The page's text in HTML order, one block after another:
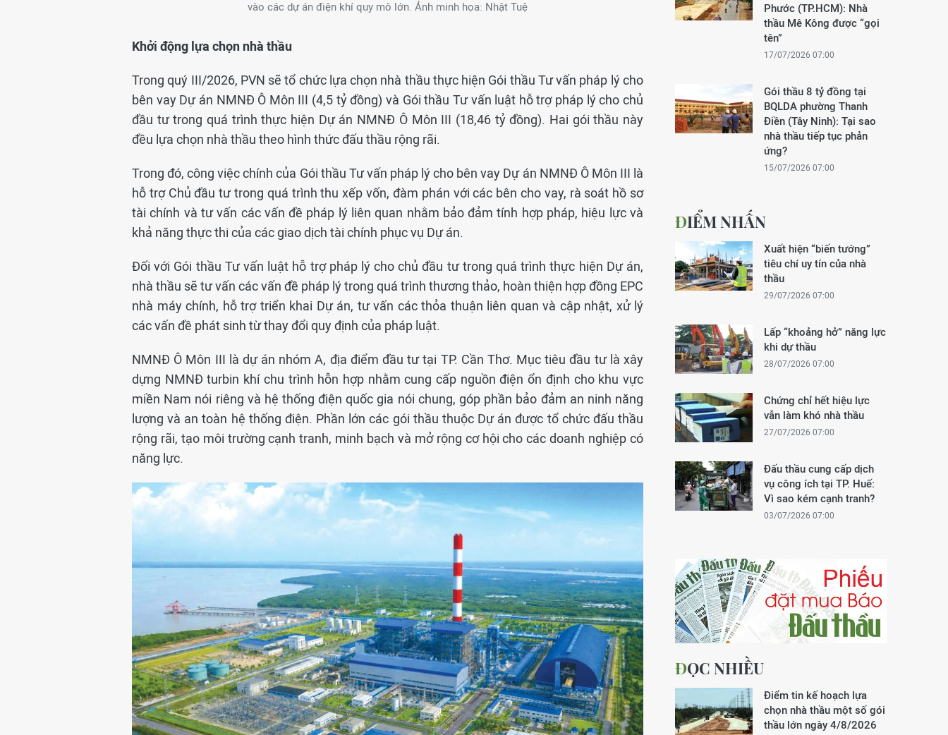
vào các dự án điện khí quy mô lớn. Ảnh minh họa: Nhật Tuệ
Khởi động lựa chọn nhà thầu
Trong quý III/2026, PVN sẽ tổ chức lựa chọn nhà thầu thực hiện Gói thầu Tư vấn pháp lý cho
bên vay Dự án NMNĐ Ô Môn III (4,5 tỷ đồng) và Gói thầu Tư vấn luật hỗ trợ pháp lý cho chủ
đầu tư trong quá trình thực hiện Dự án NMNĐ Ô Môn III (18,46 tỷ đồng). Hai gói thầu này
đều lựa chọn nhà thầu theo hình thức đấu thầu rộng rãi.
Trong đó, công việc chính của Gói thầu Tư vấn pháp lý cho bên vay Dự án NMNĐ Ô Môn III là
hỗ trợ Chủ đầu tư trong quá trình thu xếp vốn, đàm phán với các bên cho vay, rà soát hồ sơ
tài chính và tư vấn các vấn đề pháp lý liên quan nhằm bảo đảm tính hợp pháp, hiệu lực và
khả năng thực thi của các giao dịch tài chính phục vụ Dự án.
Đối với Gói thầu Tư vấn luật hỗ trợ pháp lý cho chủ đầu tư trong quá trình thực hiện Dự án,
nhà thầu sẽ tư vấn các vấn đề pháp lý trong quá trình thương thảo, hoàn thiện hợp đồng EPC
nhà máy chính, hỗ trợ triển khai Dự án, tư vấn các thỏa thuận liên quan và cập nhật, xử lý
các vấn đề phát sinh từ thay đổi quy định của pháp luật.
NMNĐ Ô Môn III là dự án nhóm A, địa điểm đầu tư tại TP. Cần Thơ. Mục tiêu đầu tư là xây
dựng NMNĐ turbin khí chu trình hỗn hợp nhằm cung cấp nguồn điện ổn định cho khu vực
miền Nam nói riêng và hệ thống điện quốc gia nói chung, góp phần bảo đảm an ninh năng
lượng và an toàn hệ thống điện. Phần lớn các gói thầu thuộc Dự án được tổ chức đấu thầu
rộng rãi, tạo môi trường cạnh tranh, minh bạch và mở rộng cơ hội cho các doanh nghiệp có
năng lực.
Phước (TP.HCM): Nhà
thầu Mê Kông được “gọi
tên”
17/07/2026 07:00
Gói thầu 8 tỷ đồng tại
BQLDA phường Thanh
Điền (Tây Ninh): Tại sao
nhà thầu tiếp tục phản
ứng?
15/07/2026 07:00
ĐIỂM NHẤN
Xuất hiện “biến tướng”
tiêu chí uy tín của nhà
thầu
29/07/2026 07:00
Lấp “khoảng hở” năng lực
khi dự thầu
28/07/2026 07:00
Chứng chỉ hết hiệu lực
vẫn làm khó nhà thầu
27/07/2026 07:00
Đấu thầu cung cấp dịch
vụ công ích tại TP. Huế:
Vì sao kém cạnh tranh?
03/07/2026 07:00
ĐỌC NHIỀU
Điểm tin kế hoạch lựa
chọn nhà thầu một số gói
thầu lớn ngày 4/8/2026